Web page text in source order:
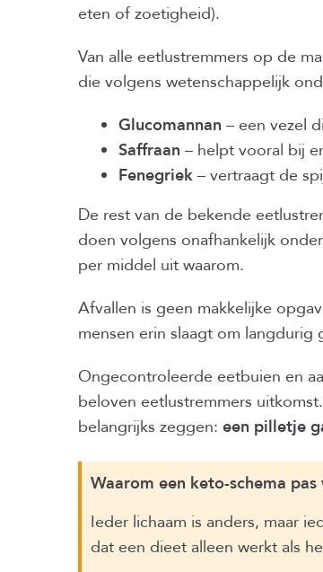
eten of zoetigheid).
Van alle eetlustremmers op de
die volgens wetenschappelijk
Glucomannan – een vezel
Saffraan – helpt vooral bij
Fenegriek – vertraagt de
De rest van de bekende
doen volgens onafhankelijk
per middel uit waarom.
Afvallen is geen makkelijke
mensen erin slaagt om
Ongecontroleerde eetbuien en
beloven eetlustremmers
belangrijks zeggen: een pilletje
Waarom een keto-schema
Ieder lichaam is anders, maar
dat een dieet alleen werkt als